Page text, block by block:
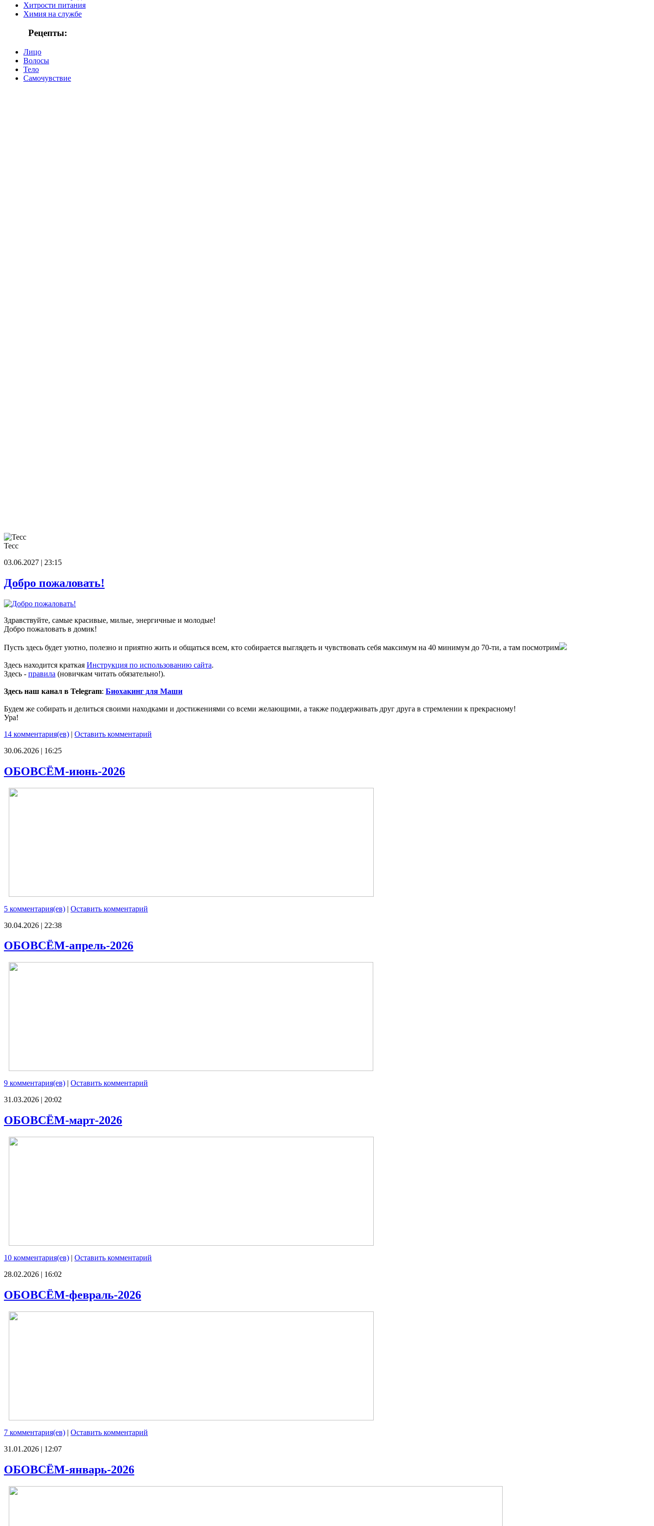
Хитрости питания
Химия на службе
Рецепты:
Лицо
Волосы
Тело
Самочувствие
Тесс
03.06.2027 | 23:15
Добро пожаловать!
Здравствуйте, самые красивые, милые, энергичные и молодые!
Добро пожаловать в домик!
Пусть здесь будет уютно, полезно и приятно жить и общаться всем, кто собирается выглядеть и чувствовать себя максимум на 40 минимум до 70-ти, а там посмотрим
Здесь находится краткая Инструкция по использованию сайта.
Здесь - правила (новичкам читать обязательно!).
Здесь наш канал в Telegram: Биохакинг для Маши
Будем же собирать и делиться своими находками и достижениями со всеми желающими, а также поддерживать друг друга в стремлении к прекрасному!
Ура!
14 комментария(ев) | Оставить комментарий
30.06.2026 | 16:25
ОБОВСЁМ-июнь-2026
5 комментария(ев) | Оставить комментарий
30.04.2026 | 22:38
ОБОВСЁМ-апрель-2026
9 комментария(ев) | Оставить комментарий
31.03.2026 | 20:02
ОБОВСЁМ-март-2026
10 комментария(ев) | Оставить комментарий
28.02.2026 | 16:02
ОБОВСЁМ-февраль-2026
7 комментария(ев) | Оставить комментарий
31.01.2026 | 12:07
ОБОВСЁМ-январь-2026